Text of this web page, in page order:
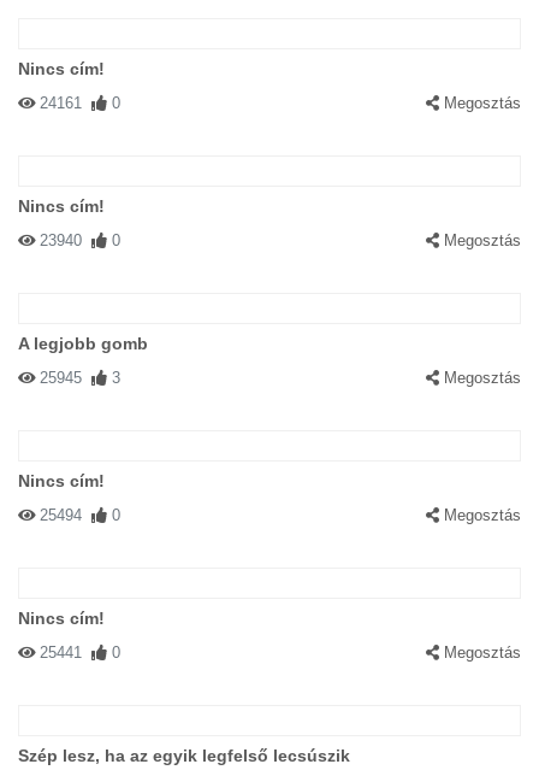
Nincs cím!
24161 0 Megosztás
Nincs cím!
23940 0 Megosztás
A legjobb gomb
25945 3 Megosztás
Nincs cím!
25494 0 Megosztás
Nincs cím!
25441 0 Megosztás
Szép lesz, ha az egyik legfelső lecsúszik